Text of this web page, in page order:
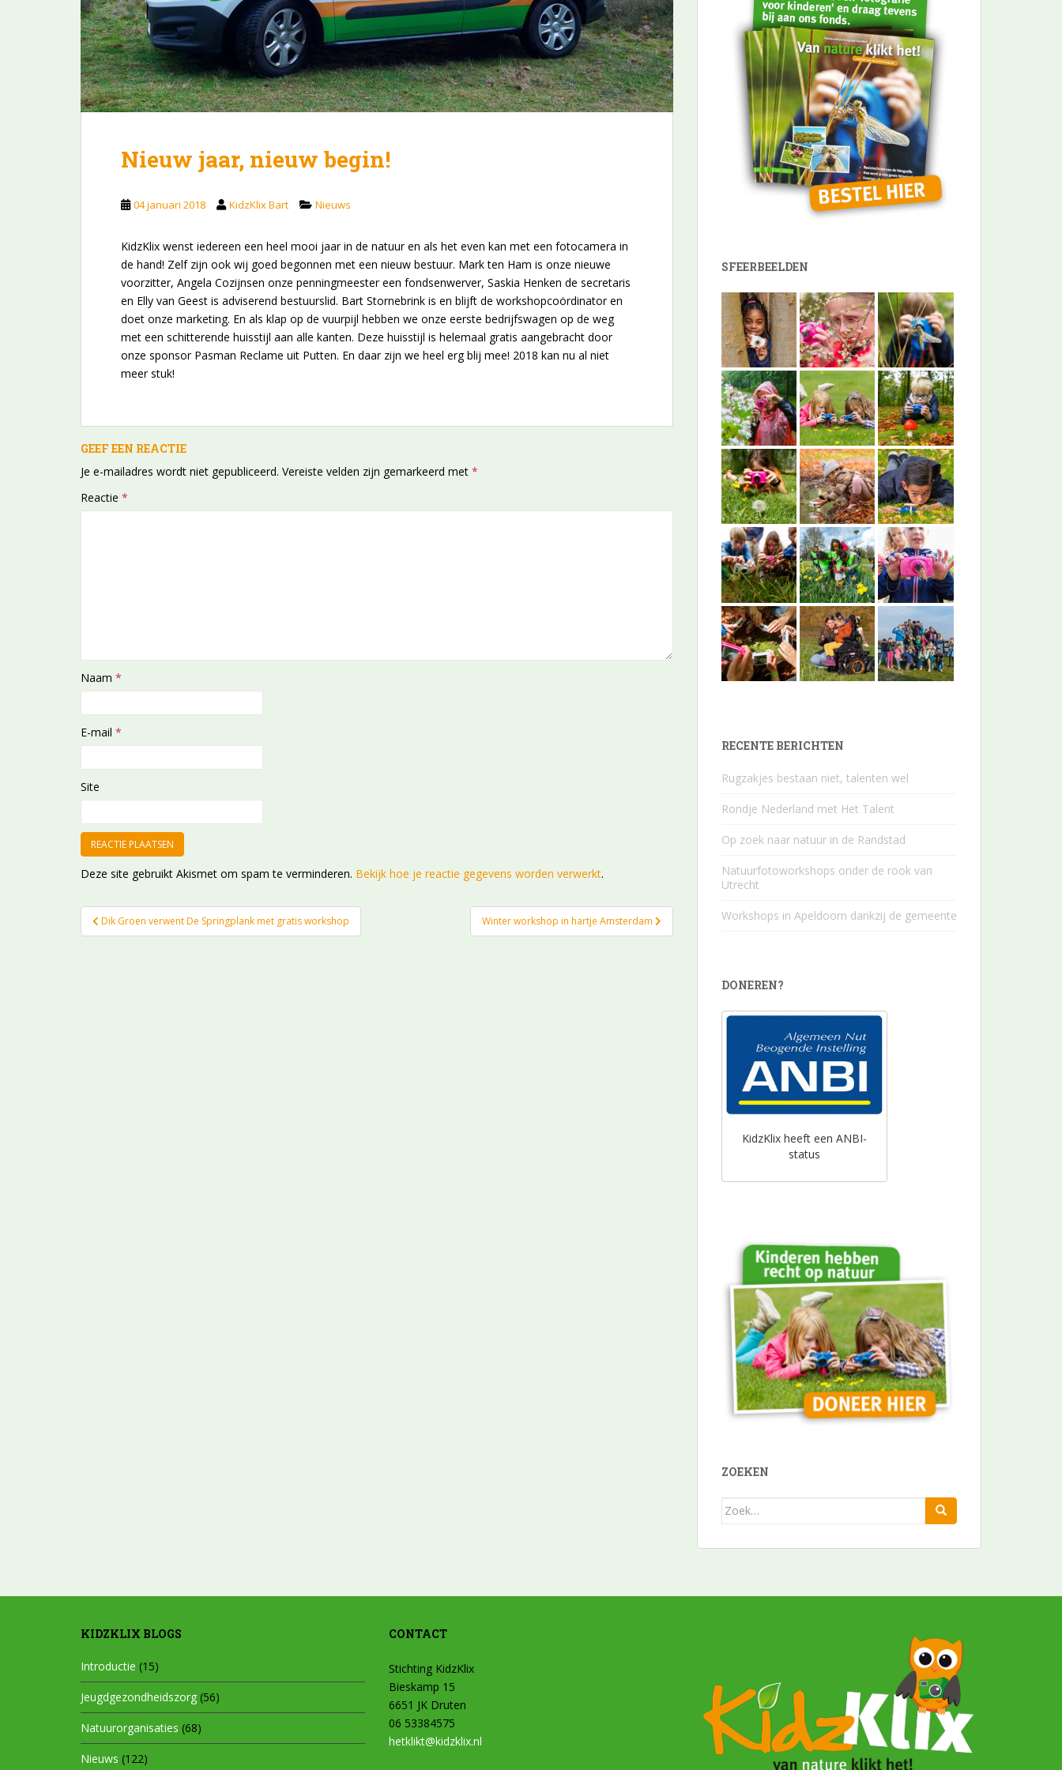
Nieuw jaar, nieuw begin!
04 januari 2018 KidzKlix Bart Nieuws
KidzKlix wenst iedereen een heel mooi jaar in de natuur en als het even kan met een fotocamera in
de hand! Zelf zijn ook wij goed begonnen met een nieuw bestuur. Mark ten Ham is onze nieuwe
voorzitter, Angela Cozijnsen onze penningmeester een fondsenwerver, Saskia Henken de secretaris
en Elly van Geest is adviserend bestuurslid. Bart Stornebrink is en blijft de workshopcoördinator en
doet onze marketing. En als klap op de vuurpijl hebben we onze eerste bedrijfswagen op de weg
met een schitterende huisstijl aan alle kanten. Deze huisstijl is helemaal gratis aangebracht door
onze sponsor Pasman Reclame uit Putten. En daar zijn we heel erg blij mee! 2018 kan nu al niet
meer stuk!
GEEF EEN REACTIE
Je e-mailadres wordt niet gepubliceerd. Vereiste velden zijn gemarkeerd met *
Reactie *
Naam *
E-mail *
Site
Deze site gebruikt Akismet om spam te verminderen. Bekijk hoe je reactie gegevens worden verwerkt.
Bericht
navigatie
Dik Groen verwent De Springplank met gratis workshop Winter workshop in hartje Amsterdam
SFEERBEELDEN
RECENTE BERICHTEN
Rugzakjes bestaan niet, talenten wel
Rondje Nederland met Het Talent
Op zoek naar natuur in de Randstad
Natuurfotoworkshops onder de rook van
Utrecht
Workshops in Apeldoorn dankzij de gemeente
DONEREN?
KidzKlix heeft een ANBI-
status
ZOEKEN
Zoek
KIDZKLIX BLOGS
Introductie (15)
Jeugdgezondheidszorg (56)
Natuurorganisaties (68)
Nieuws (122)
CONTACT
Stichting KidzKlix
Bieskamp 15
6651 JK Druten
06 53384575
hetklikt@kidzklix.nl